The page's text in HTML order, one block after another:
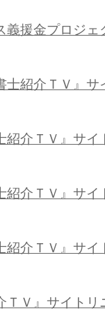
義援金プロジ
士紹介ＴＶ』サ
紹介ＴＶ』サイ
紹介ＴＶ』サイ
紹介ＴＶ』サイ
ＴＶ』サイトリ